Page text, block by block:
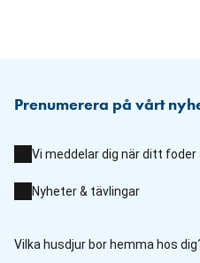
Prenumerera på vårt
Vi meddelar dig när ditt foder
Nyheter & tävlingar
Vilka husdjur bor hemma hos